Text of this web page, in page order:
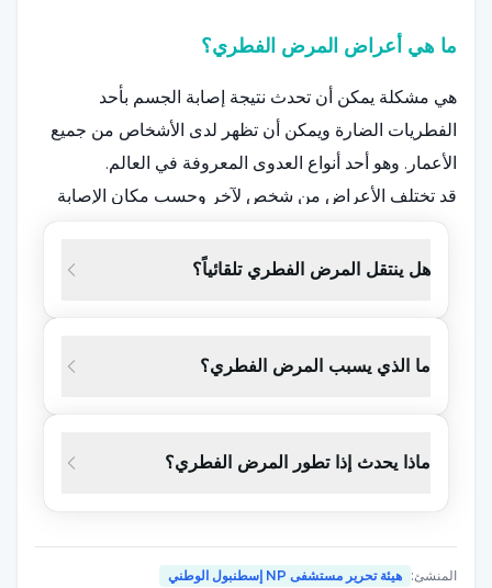
ما هي أعراض المرض الفطري؟
هي مشكلة يمكن أن تحدث نتيجة إصابة الجسم بأحد
الفطريات الضارة ويمكن أن تظهر لدى الأشخاص من جميع
الأعمار. وهو أحد أنواع العدوى المعروفة في العالم.
قد تختلف الأعراض من شخص لآخر وحسب مكان الإصابة
بالمرض. بالإضافة إلى ذلك، ونتيجة لظهور الأعراض، تحدث
تغيرات واضحة في جسم الشخص وبعض الشكاوى التي قد
النحو التالي:
احمرار وتورم في الجلد
التهاب الجلد
هل ينتقل المرض الفطري تلقائياً؟
ما الذي يسبب المرض الفطري؟
ماذا يحدث إذا تطور المرض الفطري؟
المنشئ: هيئة تحرير مستشفى NP إسطنبول الوطني